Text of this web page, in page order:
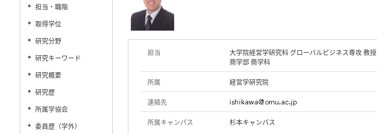
◆ 担当・職階
◆ 取得学位
◆ 研究分野
◆ 研究キーワード
◆ 研究概要
◆ 研究歴
◆ 所属学協会
◆ 委員歴（学外）
担当
大学院経営学研究科 グローバルビジネス専攻 教授
商学部 商学科
所属 経営学研究院
連絡先
所属キャンパス 杉本キャンパス